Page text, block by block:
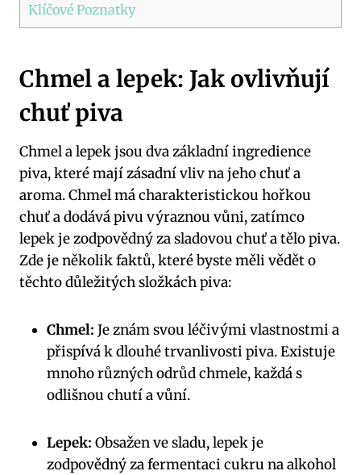
Klíčové Poznatky
Chmel a lepek: Jak ovlivňují
chuť piva
Chmel a lepek jsou dva základní ingredience
piva, které mají zásadní vliv na jeho chuť a
aroma. Chmel má charakteristickou hořkou
chuť a dodává pivu výraznou vůni, zatímco
lepek je zodpovědný za sladovou chuť a tělo piva.
Zde je několik faktů, které byste měli vědět o
těchto důležitých složkách piva:
Chmel: Je znám svou léčivými vlastnostmi a
přispívá k dlouhé trvanlivosti piva. Existuje
mnoho různých odrůd chmele, každá s
odlišnou chutí a vůní.
Lepek: Obsažen ve sladu, lepek je
zodpovědný za fermentaci cukru na alkohol